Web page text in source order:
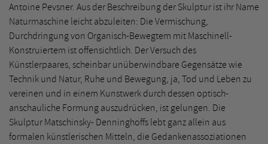
Antoine Pevsner. Aus der Beschreibung der Skulptur ist ihr Name
Naturmaschine leicht abzuleiten: Die Vermischung,
Durchdringung von Organisch-Bewegtem mit Maschinell-
Konstruiertem ist offensichtlich. Der Versuch des
Künstlerpaares, scheinbar unüberwindbare Gegensätze wie
Technik und Natur, Ruhe und Bewegung, ja, Tod und Leben zu
vereinen und in einem Kunstwerk durch dessen optisch-
anschauliche Formung auszudrücken, ist gelungen. Die
Skulptur Matschinsky- Denninghoffs lebt ganz allein aus
formalen künstlerischen Mitteln, die Gedankenassoziationen